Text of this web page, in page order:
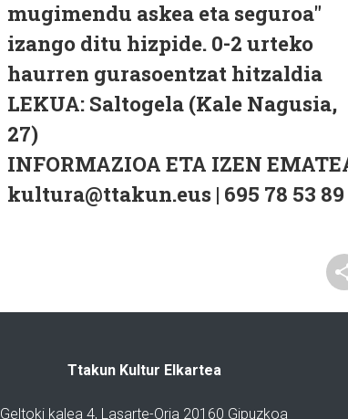
mugimendu askea eta seguroa"
izango ditu hizpide. 0-2 urteko
haurren gurasoentzat hitzaldia
LEKUA: Saltogela (Kale Nagusia,
27)
INFORMAZIOA ETA IZEN
kultura@ttakun.eus | 695 78 53 89
Ttakun Kultur Elkartea
Geltoki kalea 4, Lasarte-Oria 20160 Gipuzkoa